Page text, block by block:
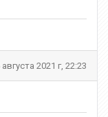
августа 2021 г, 22:23